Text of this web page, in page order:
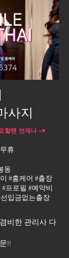
사지
할땐 언제나 ~♥
휴
#홈케어 #출장
프로필 #예약비
입금없는출장
동
비한 관리사 다
!!